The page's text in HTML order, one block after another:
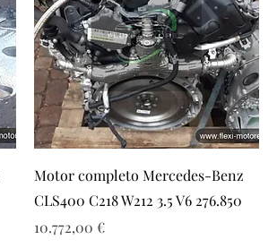
Motor completo Mercedes-Benz
CLS400 C218 W212 3.5 V6 276.850
Precio
10.772,00 €